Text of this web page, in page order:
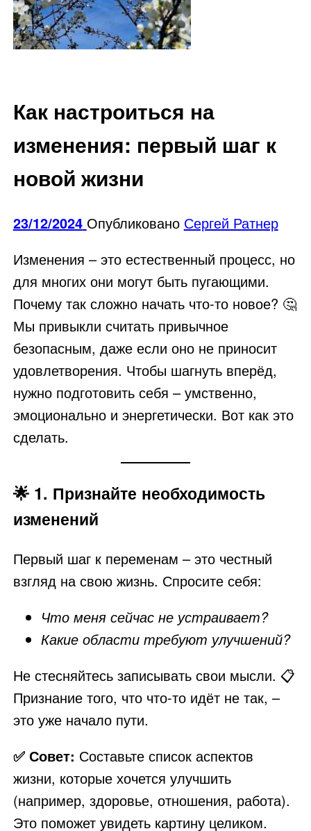
Как настроиться на
изменения: первый шаг к
новой жизни
23/12/2024 Опубликовано Сергей Ратнер
Изменения – это естественный процесс, но
для многих они могут быть пугающими.
Почему так сложно начать что-то новое? 🤔
Мы привыкли считать привычное
безопасным, даже если оно не приносит
удовлетворения. Чтобы шагнуть вперёд,
нужно подготовить себя – умственно,
эмоционально и энергетически. Вот как это
сделать.
🌟 1. Признайте необходимость
изменений
Первый шаг к переменам – это честный
взгляд на свою жизнь. Спросите себя:
Что меня сейчас не устраивает?
Какие области требуют улучшений?
Не стесняйтесь записывать свои мысли. 📋
Признание того, что что-то идёт не так, –
это уже начало пути.
✅ Совет: Составьте список аспектов
жизни, которые хочется улучшить
(например, здоровье, отношения, работа).
Это поможет увидеть картину целиком.